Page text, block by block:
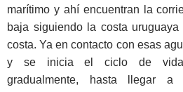
marítimo y ahí encuentran la
baja siguiendo la costa
costa. Ya en contacto con esas
y se inicia el ciclo de vida
gradualmente, hasta llegar